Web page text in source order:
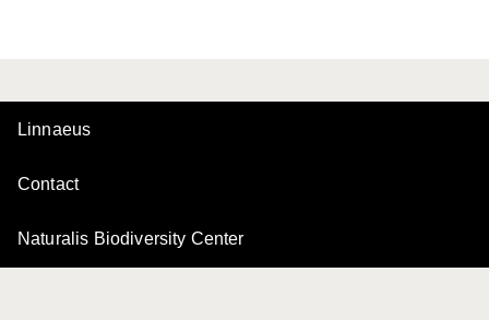
Linnaeus
Contact
Naturalis Biodiversity Center